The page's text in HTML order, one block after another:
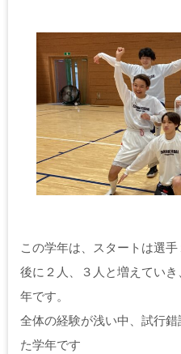
この学年は、スタートは選手
後に２人、３人と増えてい
年です。
全体の経験が浅い中、試行
た学年です